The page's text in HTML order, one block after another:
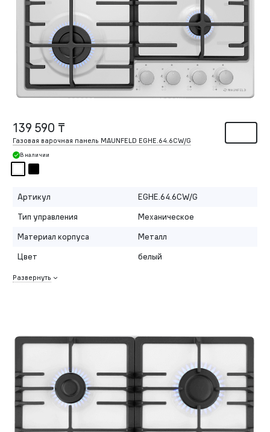
139 590 ₸
Газовая варочная панель MAUNFELD EGHE.64.6CW/G
В наличии
Артикул
EGHE.64.6CW/G
Тип управления
Механическое
Материал корпуса
Металл
Цвет
белый
Развернуть